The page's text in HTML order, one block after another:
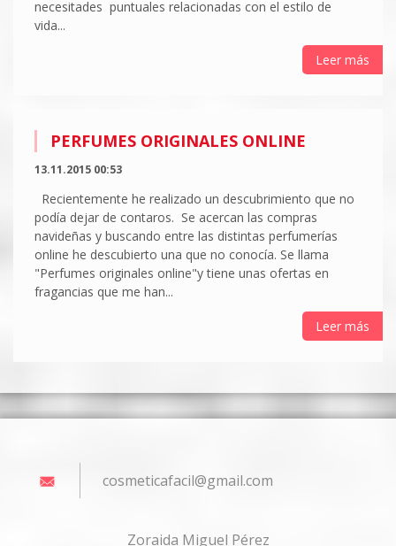
necesitades puntuales relacionadas con el estilo de
vida...
Leer más
PERFUMES ORIGINALES ONLINE
13.11.2015 00:53
Recientemente he realizado un descubrimiento que no
podía dejar de contaros. Se acercan las compras
navideñas y buscando entre las distintas perfumerías
online he descubierto una que no conocía. Se llama
"Perfumes originales online"y tiene unas ofertas en
fragancias que me han...
Leer más
cosmeticafacil@gmail.com
Zoraida Miguel Pérez